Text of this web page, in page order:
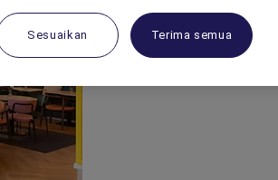
Sesuaikan Terima semua